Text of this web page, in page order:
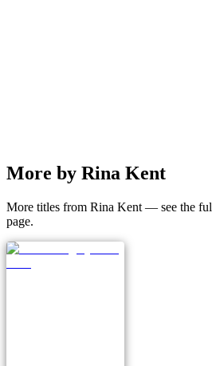
More by Rina Kent
More titles from Rina Kent — see the
page.